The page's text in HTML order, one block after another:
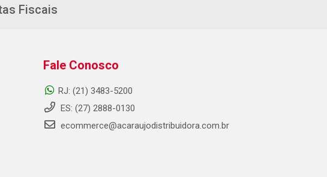
Fiscais
Fale Conosco
RJ: (21) 3483-5200
ES: (27) 2888-0130
ecommerce@acaraujodistribuidora.com.br